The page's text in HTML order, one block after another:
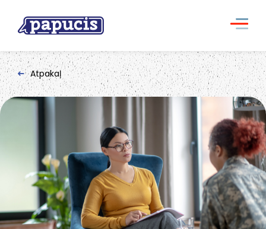
Atpakaļ